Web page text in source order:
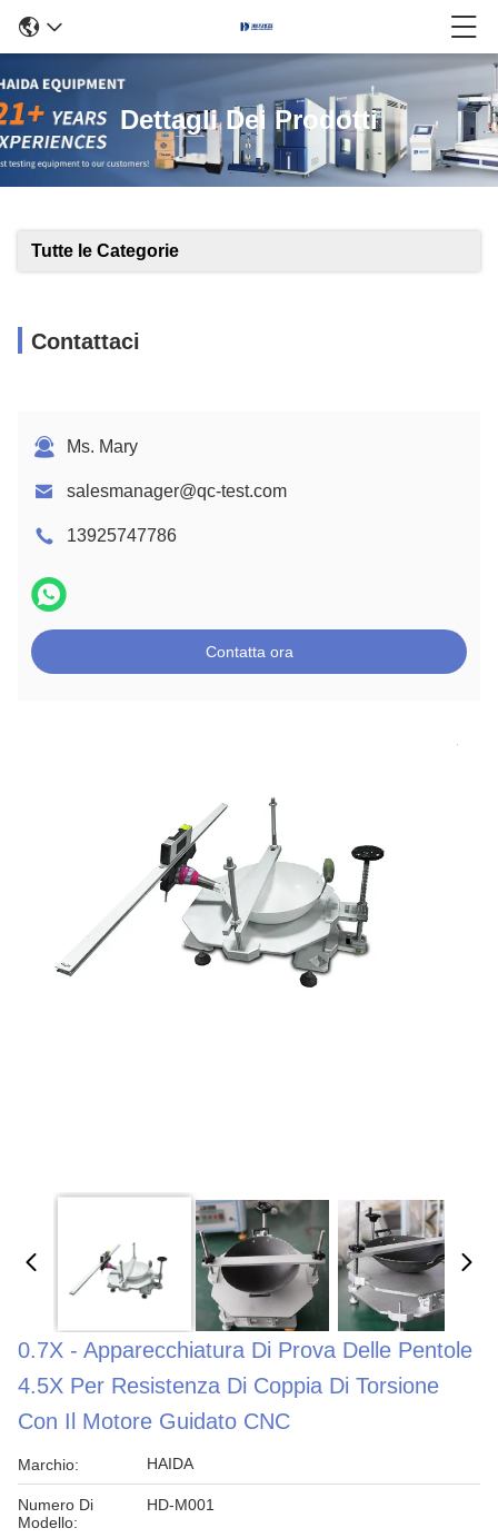
Dettagli Dei Prodotti
Tutte le Categorie
Contattaci
Ms. Mary
salesmanager@qc-test.com
13925747786
Contatta ora
0.7X - Apparecchiatura Di Prova Delle Pentole
4.5X Per Resistenza Di Coppia Di Torsione
Con Il Motore Guidato CNC
Marchio: HAIDA
Numero Di
Modello:
HD-M001